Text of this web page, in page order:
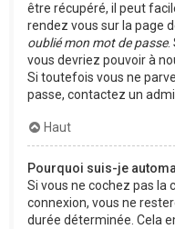
être récupéré, il peut
rendez vous sur la page
oublié mon mot de passe.
vous devriez pouvoir à
Si toutefois vous ne
passe, contactez un
Haut
Pourquoi suis-je
Si vous ne cochez pas la
connexion, vous ne
durée déterminée. Cela